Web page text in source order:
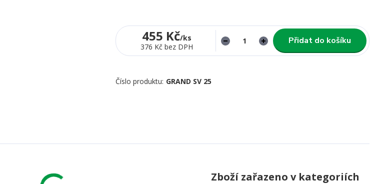
455 Kč/ks
376 Kč bez DPH
Přidat do košíku
Číslo produktu: GRAND SV 25
Zboží zařazeno v kategoriích